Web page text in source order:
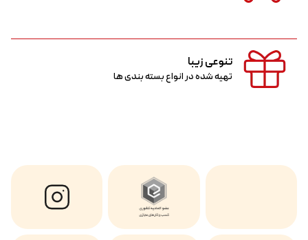
تنوعی زیبا
تهیه شده در انواع بسته بندی ها